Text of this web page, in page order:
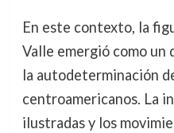
En este contexto, la
Valle emergió como
la autodeterminación
centroamericanos. La
ilustradas y los